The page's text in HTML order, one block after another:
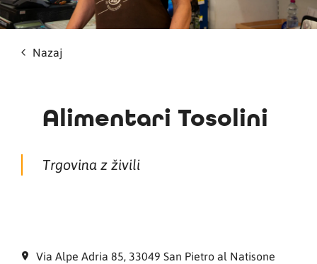
Nazaj
Alimentari Tosolini
Trgovina z živili
Via Alpe Adria 85, 33049 San Pietro al Natisone